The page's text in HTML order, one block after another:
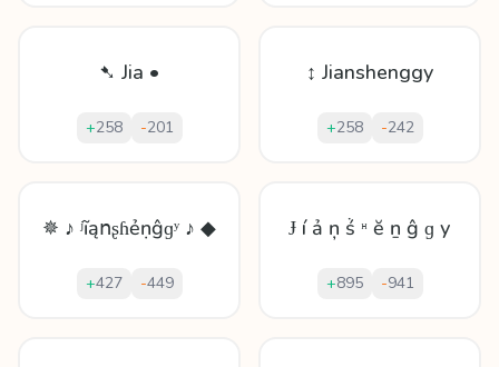
➷ Jia •
+258 -201
↕ Jianshenggy
+258 -242
✵ ♪ ʲĩąոʂɦẻṇĝɡʸ ♪ ◆
+427 -449
Ɉ í ả ņ ṥ ᵸ ĕ ṉ ĝ ɡ у
+895 -941